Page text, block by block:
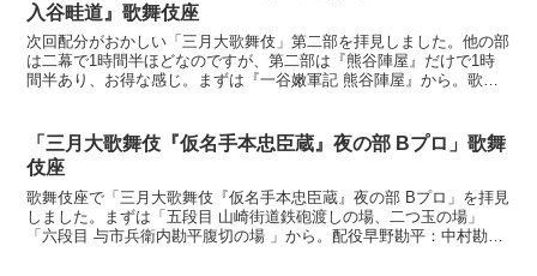
入谷畦道』歌舞伎座
次回配分がおかしい「三月大歌舞伎」第二部を拝見しました。他の部
は二幕で1時間半ほどなのですが、第二部は『熊谷陣屋』だけで1時
間半あり、お得な感じ。まずは『一谷嫩軍記 熊谷陣屋』から。歌舞
「三月大歌舞伎『仮名手本忠臣蔵』夜の部 Bプロ」歌舞
伎座
歌舞伎座で「三月大歌舞伎『仮名手本忠臣蔵』夜の部 Bプロ」を拝見
しました。まずは「五段目 山崎街道鉄砲渡しの場、二つ玉の場」
「六段目 与市兵衛内勘平腹切の場 」から。配役早野勘平：中村勘九